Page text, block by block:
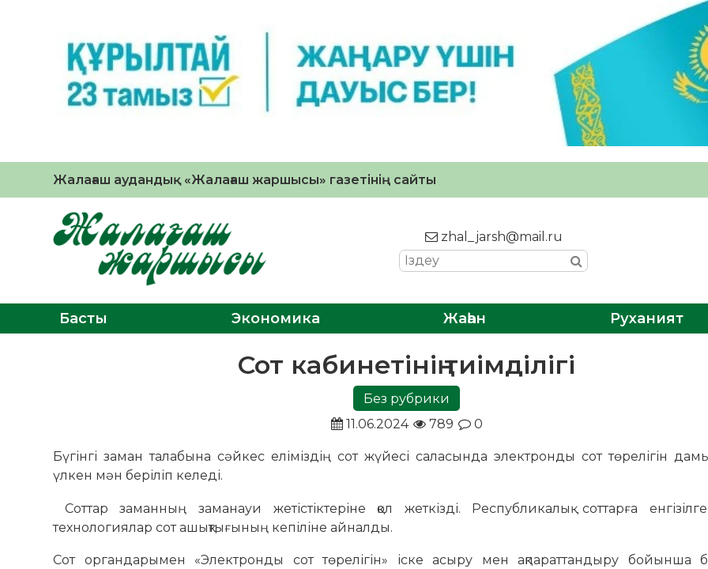
Жалағаш аудандық «Жалағаш жаршысы» газетінің сайты
zhal_jarsh@mail.ru
Басты Экономика Жаһан Руханият
Сот кабинетінің тиімділігі
Без рубрики
11.06.2024
789 0
Бүгінгі заман талабына сәйкес еліміздің сот жүйесі саласында электронды сот төрелігін
үлкен мән беріліп келеді.
Соттар заманның заманауи жетістіктеріне қол жеткізді. Республикалық соттарға
технологиялар сот ашықтығының кепіліне айналды.
Сот органдарымен «Электронды сот төрелігін» іске асыру мен ақпараттандыру бойынша